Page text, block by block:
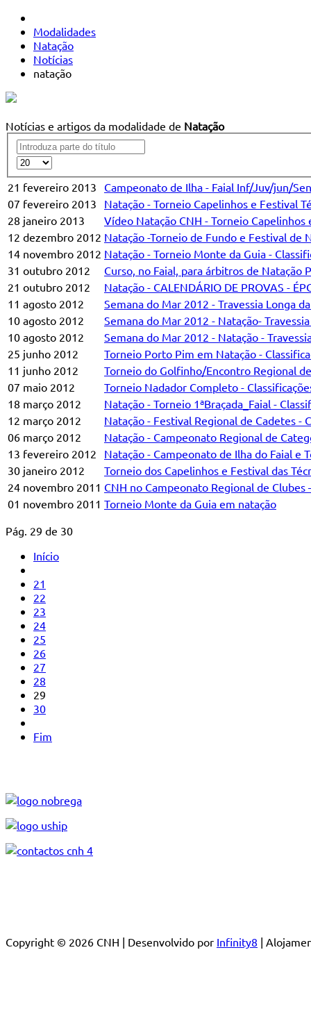
Modalidades
Natação
Notícias
natação
Notícias e artigos da modalidade de Natação
21 fevereiro 2013
Campeonato de Ilha - Faial Inf/Juv/jun/
07 fevereiro 2013
Natação - Torneio Capelinhos e Festival
28 janeiro 2013
Vídeo Natação CNH - Torneio Capelinhos
12 dezembro 2012 Natação -Torneio de Fundo e Festival de
14 novembro 2012 Natação - Torneio Monte da Guia -
31 outubro 2012
Curso, no Faial, para árbitros de Natação
21 outubro 2012
Natação - CALENDÁRIO DE PROVAS -
11 agosto 2012
Semana do Mar 2012 - Travessia Longa
10 agosto 2012
Semana do Mar 2012 - Natação-
10 agosto 2012
Semana do Mar 2012 - Natação -
25 junho 2012
Torneio Porto Pim em Natação -
11 junho 2012
Torneio do Golfinho/Encontro Regional
07 maio 2012
Torneio Nadador Completo -
18 março 2012
Natação - Torneio 1ªBraçada_Faial -
12 março 2012
Natação - Festival Regional de Cadetes -
06 março 2012
Natação - Campeonato Regional de
13 fevereiro 2012
Natação - Campeonato de Ilha do Faial e
30 janeiro 2012
Torneio dos Capelinhos e Festival das
24 novembro 2011 CNH no Campeonato Regional de Clubes
01 novembro 2011 Torneio Monte da Guia em natação
Pág. 29 de 30
Início
21
22
23
24
25
26
27
28
29
30
Fim
Copyright © 2026 CNH | Desenvolvido por Infinity8 |